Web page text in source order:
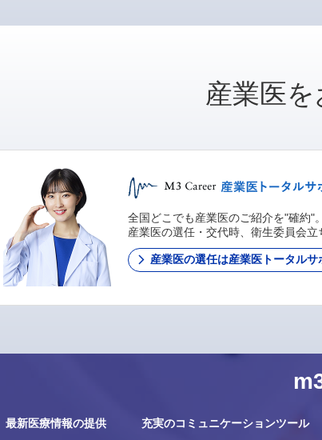
最新医療情報の提供 充実のコミュニケーションツール
産業医
全国どこでも産業医のご紹介を"確約"。
産業医の選任・交代時、衛生委員会
産業医の選任は産業医トータルサ